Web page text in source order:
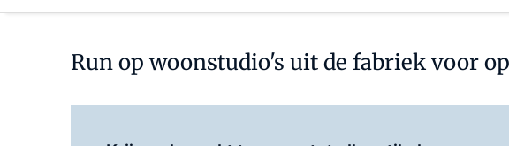
Run op woonstudio's uit de fabriek voor